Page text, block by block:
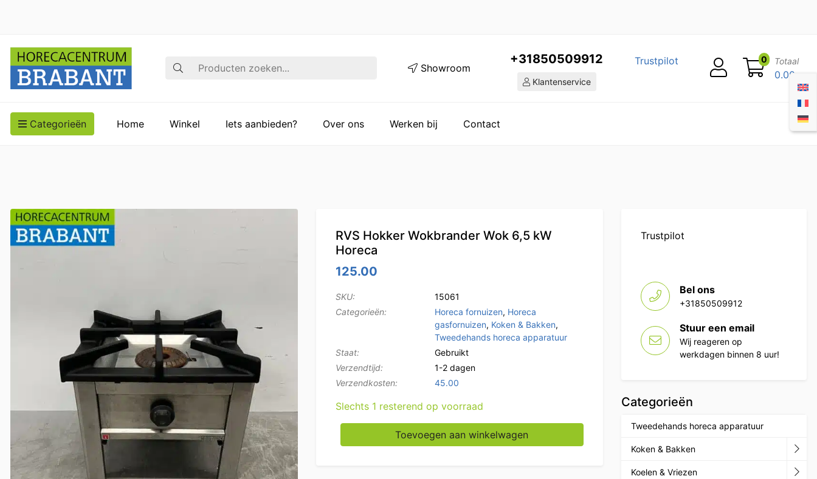
Zoek op Showroom
+31850509912
Klantenservice
Trustpilot 0 Totaal
0.00
Categorieën Home Winkel Iets aanbieden? Over ons Werken bij Contact
RVS Hokker Wokbrander Wok 6,5 kW
Horeca
125.00
SKU:
15061
Categorieën:
Horeca fornuizen, Horeca
gasfornuizen, Koken & Bakken,
Tweedehands horeca apparatuur
Staat:
Gebruikt
Verzendtijd:
1-2 dagen
Verzendkosten:
45.00
Slechts 1 resterend op voorraad
RVS Hokker Wokbrander Wok 6,5 kW Horeca aantal
Toevoegen aan winkelwagen
Trustpilot
Bel ons
+31850509912
Stuur een email
Wij reageren op
werkdagen binnen 8 uur!
Categorieën
Tweedehands horeca apparatuur
Koken & Bakken
Koelen & Vriezen